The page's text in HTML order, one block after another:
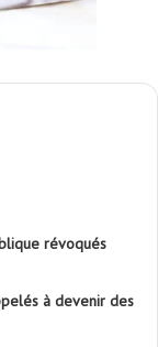
révoqués
à devenir des